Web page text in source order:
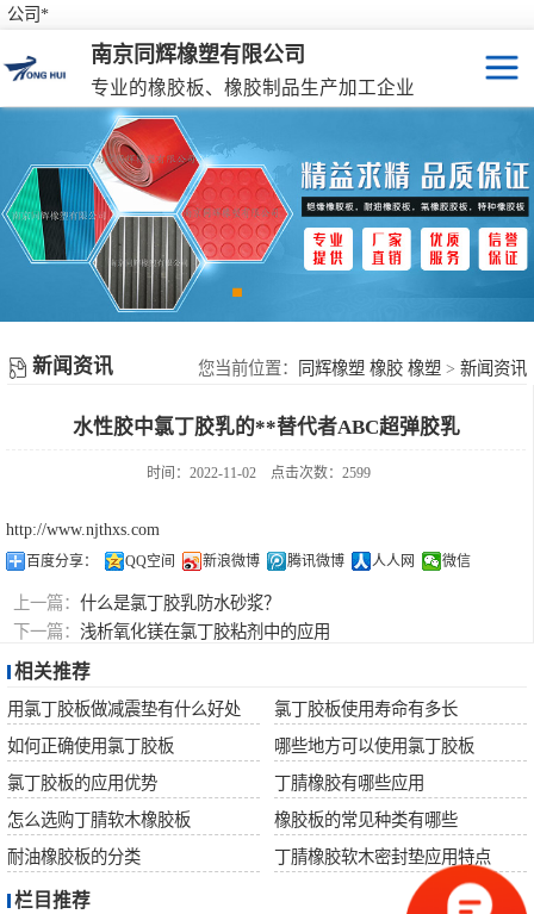
公司*
南京同辉橡塑有限公司
专业的橡胶板、橡胶制品生产加工企业
新闻资讯 您当前位置： 同辉橡塑 橡胶 橡塑 > 新闻资讯
水性胶中氯丁胶乳的**替代者ABC超弹胶乳
时间：2022-11-02 点击次数：2599
http://www.njthxs.com
百度分享： QQ空间 新浪微博 腾讯微博 人人网 微信
上一篇： 什么是氯丁胶乳防水砂浆？
下一篇： 浅析氧化镁在氯丁胶粘剂中的应用
相关推荐
用氯丁胶板做减震垫有什么好处
氯丁胶板使用寿命有多长
如何正确使用氯丁胶板
哪些地方可以使用氯丁胶板
氯丁胶板的应用优势
丁腈橡胶有哪些应用
怎么选购丁腈软木橡胶板
橡胶板的常见种类有哪些
耐油橡胶板的分类
丁腈橡胶软木密封垫应用特点
栏目推荐
特种橡胶板
防滑橡胶垫
彩色橡胶垫
橡胶性能表